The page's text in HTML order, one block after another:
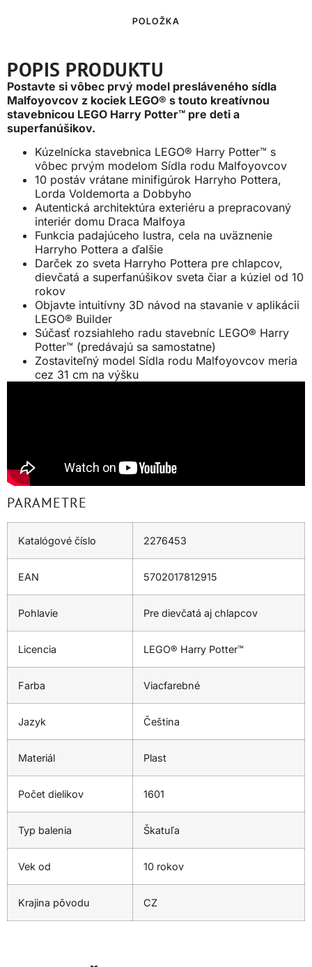
POLOŽKA
POPIS PRODUKTU
Postavte si vôbec prvý model presláveného sídla
Malfoyovcov z kociek LEGO® s touto kreatívnou
stavebnicou LEGO Harry Potter™ pre deti a
superfanúšikov.
Kúzelnícka stavebnica LEGO® Harry Potter™ s
vôbec prvým modelom Sídla rodu Malfoyovcov
10 postáv vrátane minifigúrok Harryho Pottera,
Lorda Voldemorta a Dobbyho
Autentická architektúra exteriéru a prepracovaný
interiér domu Draca Malfoya
Funkcia padajúceho lustra, cela na uväznenie
Harryho Pottera a ďalšie
Darček zo sveta Harryho Pottera pre chlapcov,
dievčatá a superfanúšikov sveta čiar a kúziel od 10
rokov
Objavte intuitívny 3D návod na stavanie v aplikácii
LEGO® Builder
Súčasť rozsiahleho radu stavebníc LEGO® Harry
Potter™ (predávajú sa samostatne)
Zostaviteľný model Sídla rodu Malfoyovcov meria
cez 31 cm na výšku
PARAMETRE
Katalógové číslo 2276453
EAN 5702017812915
Pohlavie Pre dievčatá aj chlapcov
Licencia LEGO® Harry Potter™
Farba Viacfarebné
Jazyk Čeština
Materiál Plast
Počet dielikov 1601
Typ balenia Škatuľa
Vek od 10 rokov
Krajina pôvodu CZ